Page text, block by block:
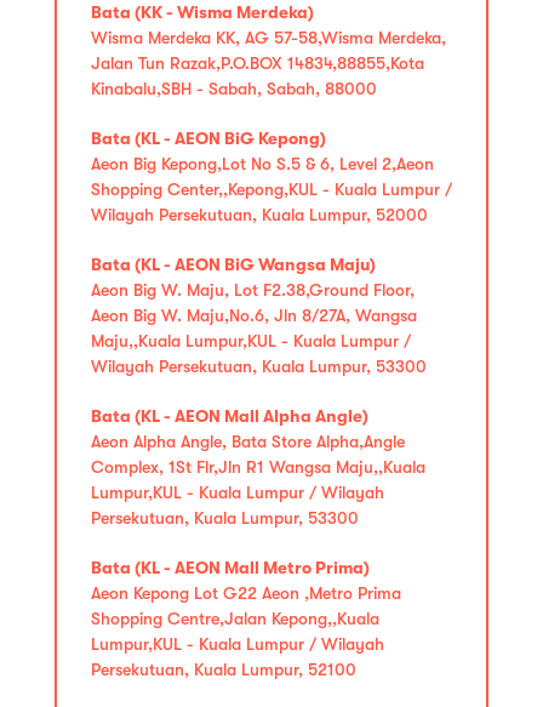
Bata (KK - Wisma Merdeka)
Wisma Merdeka KK, AG 57-58,Wisma Merdeka,
Jalan Tun Razak,P.O.BOX 14834,88855,Kota
Kinabalu,SBH - Sabah, Sabah, 88000
Bata (KL - AEON BiG Kepong)
Aeon Big Kepong,Lot No S.5 & 6, Level 2,Aeon
Shopping Center,,Kepong,KUL - Kuala Lumpur /
Wilayah Persekutuan, Kuala Lumpur, 52000
Bata (KL - AEON BiG Wangsa Maju)
Aeon Big W. Maju, Lot F2.38,Ground Floor,
Aeon Big W. Maju,No.6, Jln 8/27A, Wangsa
Maju,,Kuala Lumpur,KUL - Kuala Lumpur /
Wilayah Persekutuan, Kuala Lumpur, 53300
Bata (KL - AEON Mall Alpha Angle)
Aeon Alpha Angle, Bata Store Alpha,Angle
Complex, 1St Flr,Jln R1 Wangsa Maju,,Kuala
Lumpur,KUL - Kuala Lumpur / Wilayah
Persekutuan, Kuala Lumpur, 53300
Bata (KL - AEON Mall Metro Prima)
Aeon Kepong Lot G22 Aeon ,Metro Prima
Shopping Centre,Jalan Kepong,,Kuala
Lumpur,KUL - Kuala Lumpur / Wilayah
Persekutuan, Kuala Lumpur, 52100